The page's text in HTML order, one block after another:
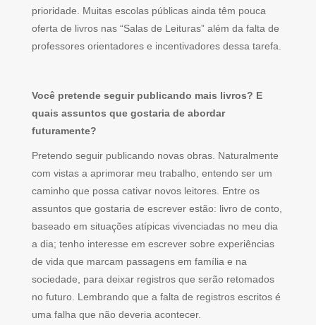
prioridade. Muitas escolas públicas ainda têm pouca
oferta de livros nas “Salas de Leituras” além da falta de
professores orientadores e incentivadores dessa tarefa.
Você pretende seguir publicando mais livros? E
quais assuntos que gostaria de abordar
futuramente?
Pretendo seguir publicando novas obras. Naturalmente
com vistas a aprimorar meu trabalho, entendo ser um
caminho que possa cativar novos leitores. Entre os
assuntos que gostaria de escrever estão: livro de conto,
baseado em situações atípicas vivenciadas no meu dia
a dia; tenho interesse em escrever sobre experiências
de vida que marcam passagens em família e na
sociedade, para deixar registros que serão retomados
no futuro. Lembrando que a falta de registros escritos é
uma falha que não deveria acontecer.